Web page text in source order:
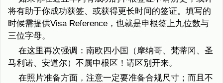
将有助于你成功获签、或获得更长时间的签证。填写的
时候需提供Visa Reference，也就是申根签上九位数与
三位字母。
在这里再次强调：南欧四小国（摩纳哥、梵蒂冈、圣
马利诺、安道尔）不属申根区！请区别开来。
在照片准备方面，注意一定要准备合规尺寸；而且不